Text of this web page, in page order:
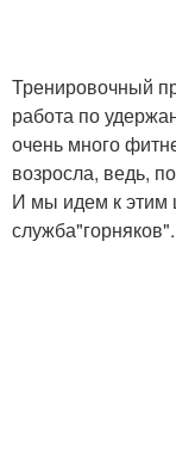
Тренировочный
работа по
очень много
возросла, ведь,
И мы идем к этим
служба"горняков".